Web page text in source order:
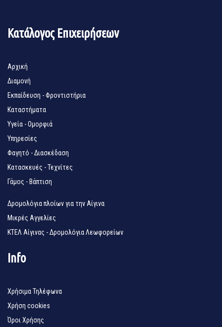
Κατάλογος Επιχειρήσεων
Αρχική
Διαμονή
Εκπαίδευση - Φροντιστήρια
Καταστήματα
Υγεία - Ομορφιά
Υπηρεσίες
Φαγητό - Διασκέδαση
Κατασκευές - Τεχνίτες
Γάμος - Βάπτιση
Δρομολόγια πλοίων για την Αίγινα
Μικρές Αγγελίες
ΚΤΕΛ Αίγινας - Δρομολόγια Λεωφορείων
Info
Χρήσιμα Τηλέφωνα
Χρήση cookies
Όροι Χρήσης